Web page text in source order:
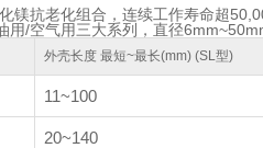
镁抗老化组合，连续工作寿命超
用/空气用三大系列，直径
外壳长度 最短~最长(mm) (SL型)
11~100
20~140